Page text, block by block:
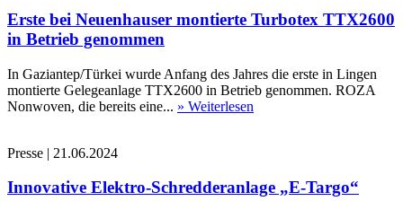
Erste bei Neuenhauser montierte Turbotex TTX2600
in Betrieb genommen
In Gaziantep/Türkei wurde Anfang des Jahres die erste in Lingen
montierte Gelegeanlage TTX2600 in Betrieb genommen. ROZA
Nonwoven, die bereits eine... » Weiterlesen
Presse | 21.06.2024
Innovative Elektro-Schredderanlage „E-Targo“